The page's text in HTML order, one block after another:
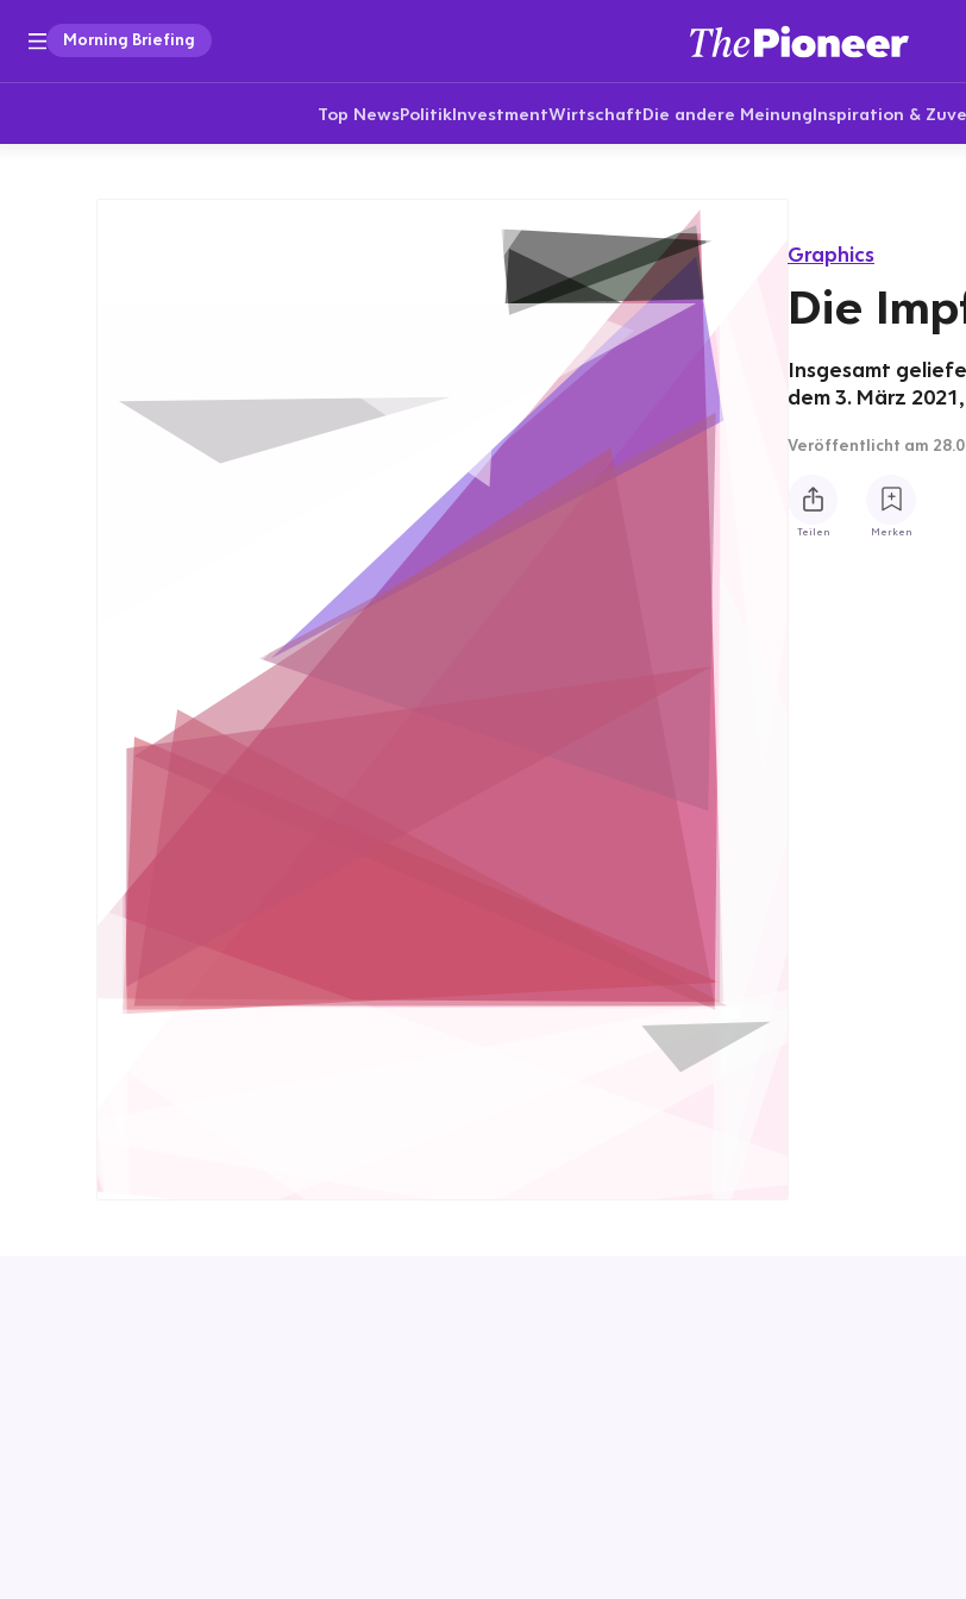
Morning Briefing
Top NewsPolitikInvestmentWirtschaftDie andere MeinungInspiration &
Graphics
Die
Insgesamt
dem 3. März
Veröffentlicht am
Teilen Merken